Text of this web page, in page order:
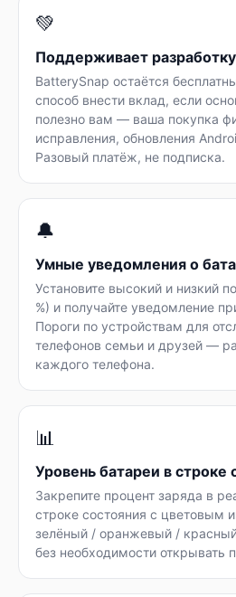
💚
Поддерживает
BatterySnap остаётся
способ внести вклад, если
полезно вам — ваша покупка
исправления, обновления
Разовый платёж, не подписка.
🔔
Умные уведомления о
Установите высокий и низкий
%) и получайте уведомление
Пороги по устройствам для
телефонов семьи и друзей —
каждого телефона.
📊
Уровень батареи в строке
Закрепите процент заряда в
строке состояния с цветовым
зелёный / оранжевый / красный
без необходимости открывать